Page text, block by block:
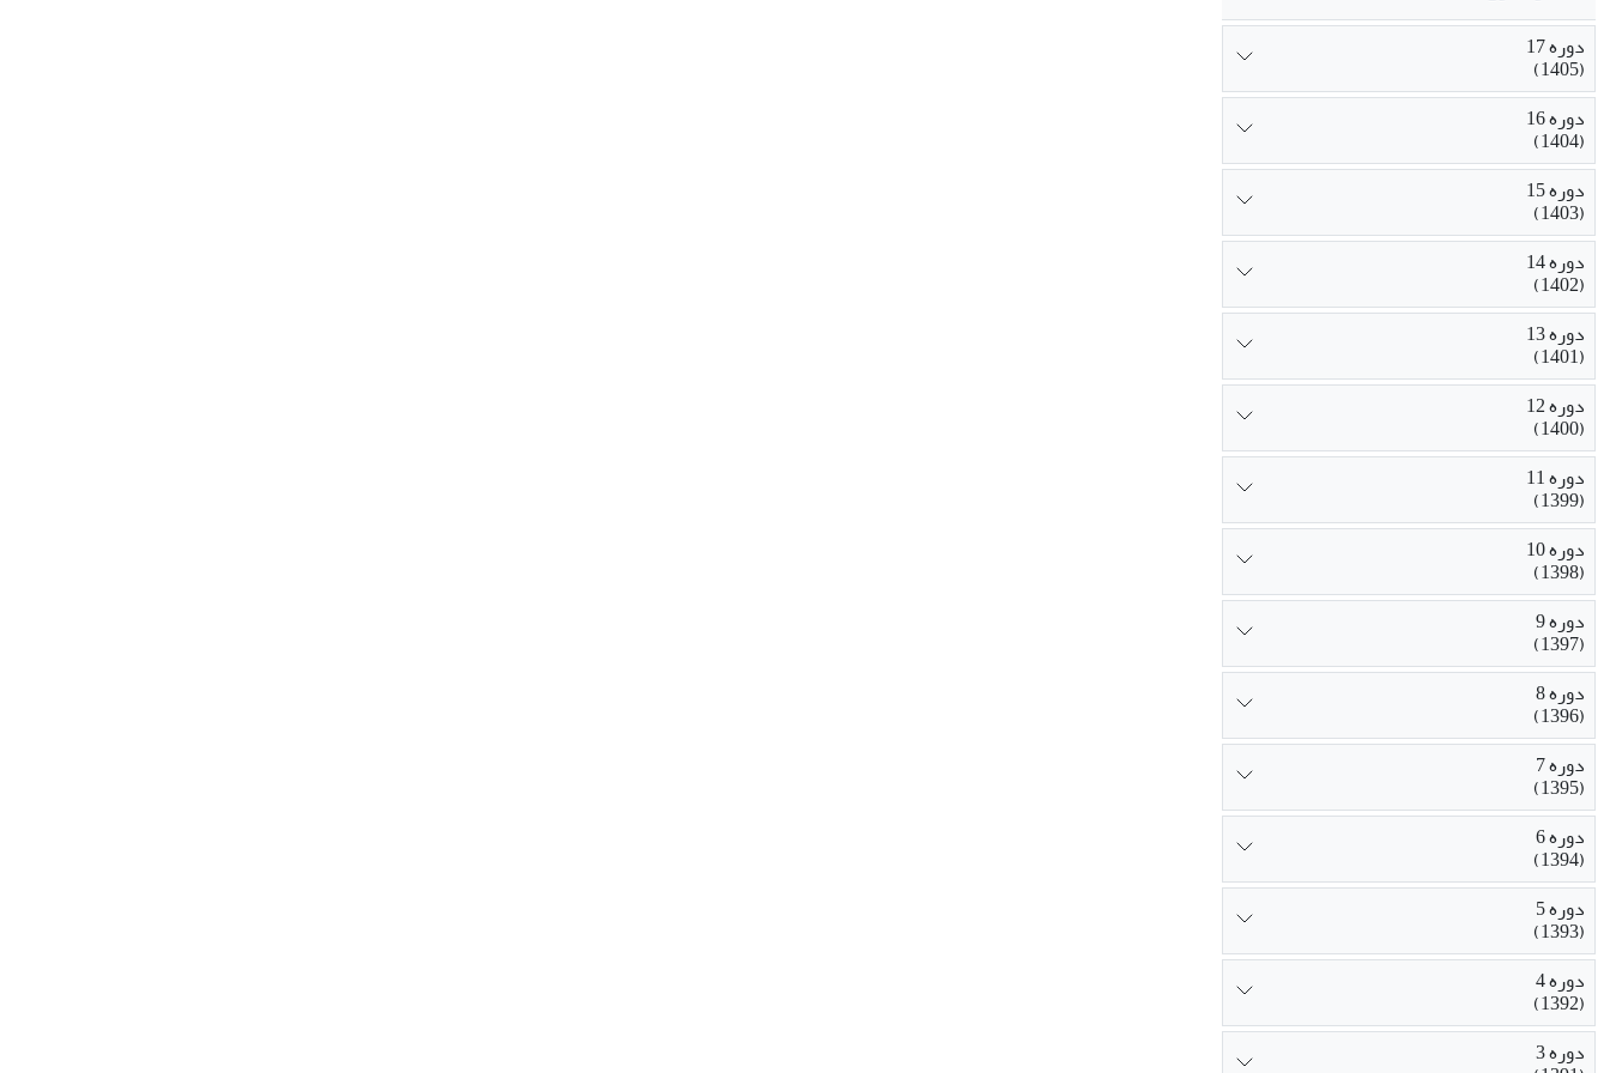
دوره 17
(1405)
دوره 16
(1404)
دوره 15
(1403)
دوره 14
(1402)
دوره 13
(1401)
دوره 12
(1400)
دوره 11
(1399)
دوره 10
(1398)
دوره 9
(1397)
دوره 8
(1396)
دوره 7
(1395)
دوره 6
(1394)
دوره 5
(1393)
دوره 4
(1392)
دوره 3